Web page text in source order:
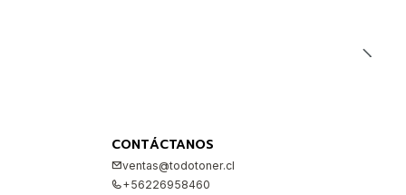
CONTÁCTANOS
ventas@todotoner.cl
+56226958460